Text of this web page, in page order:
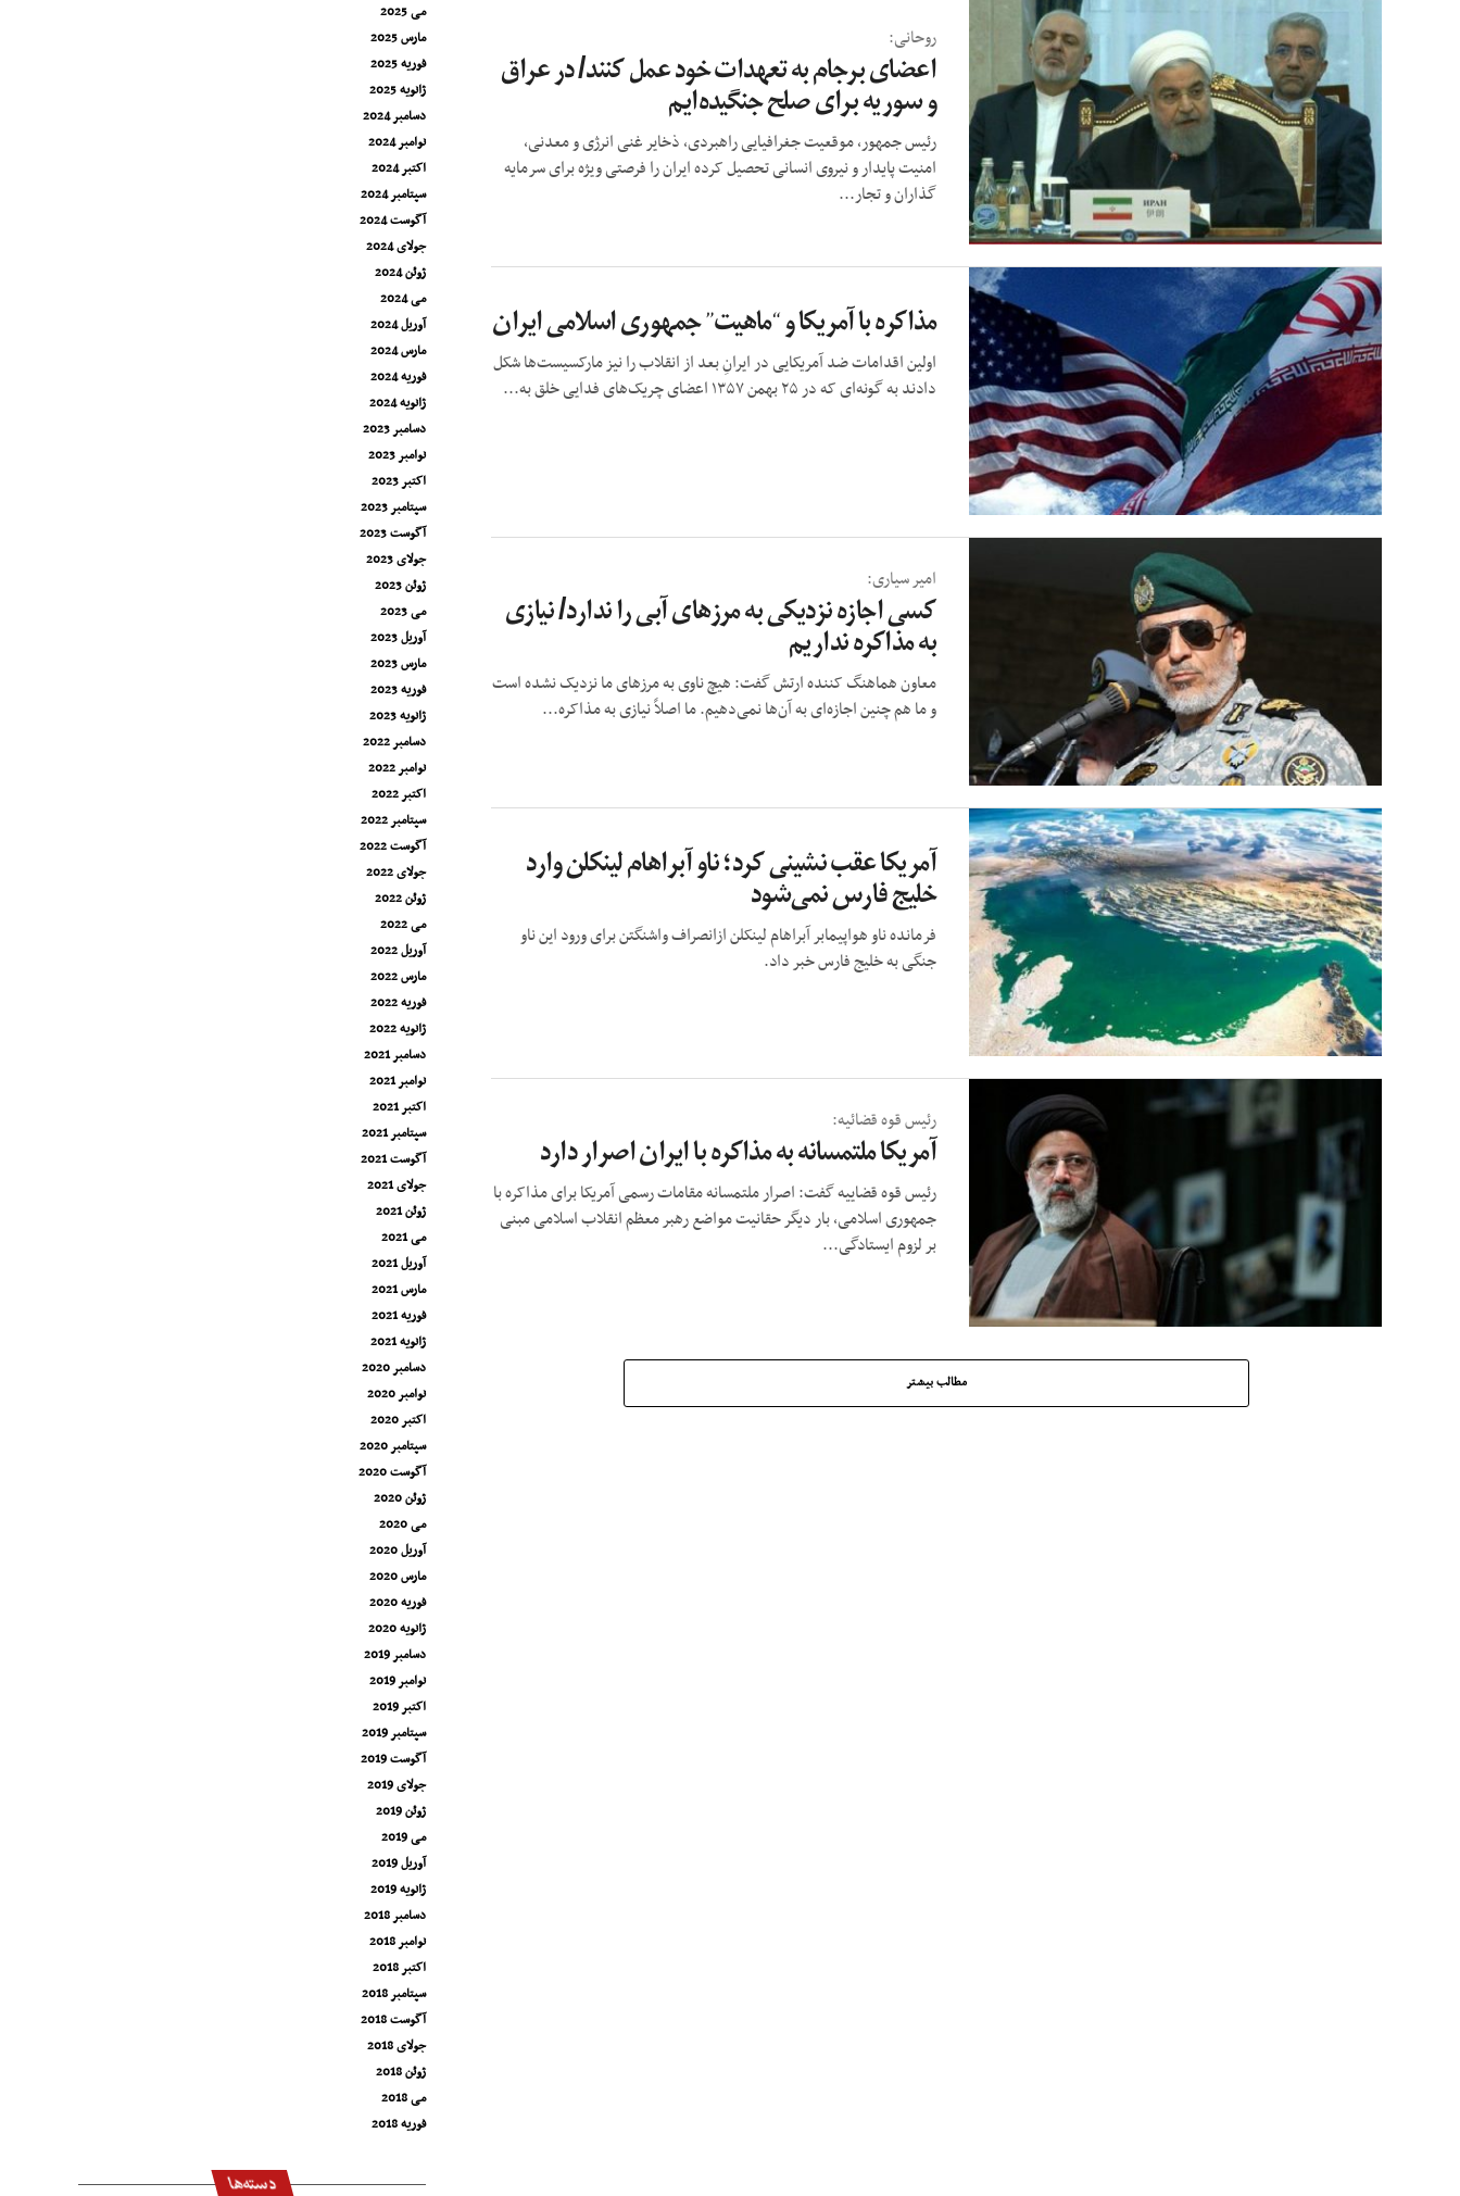
روحانی:
اعضای برجام به تعهدات خود عمل کنند/ در عراق
و سوریه برای صلح جنگیده‌ایم
رئیس جمهور، موقعیت جغرافیایی راهبردی، ذخایر غنی انرژی و معدنی،
امنیت پایدار و نیروی انسانی تحصیل کرده ایران را فرصتی ویژه برای سرمایه
گذاران و تجار...
مذاکره با آمریکا و “ماهیت” جمهوری اسلامی ایران
اولین اقدامات ضد آمریکایی در ایرانِ بعد از انقلاب را نیز مارکسیست‌ها شکل
دادند به گونه‌ای که در ۲۵ بهمن ۱۳۵۷ اعضای چریک‌های فدایی خلق به...
امیر سیاری:
کسی اجازه نزدیکی به مرزهای آبی را ندارد/ نیازی
به مذاکره نداریم
معاون هماهنگ کننده ارتش گفت: هیچ ناوی به مرزهای ما نزدیک نشده‌ است
و ما هم چنین اجازه‌ای به آن‌ها نمی‌دهیم. ما اصلاً نیازی به مذاکره...
آمریکا عقب نشینی کرد؛ ناو آبراهام لینکلن وارد
خلیج فارس نمی‌شود
فرمانده ناو هواپیمابر آبراهام لینکلن ازانصراف واشنگتن برای ورود این ناو
جنگی به خلیج فارس خبر داد.
رئیس قوه قضائیه:
آمریکا ملتمسانه به مذاکره با ایران اصرار دارد
رئیس قوه قضاییه گفت: اصرار ملتمسانه مقامات رسمی آمریکا برای مذاکره با
جمهوری اسلامی، بار دیگر حقانیت مواضع رهبر معظم انقلاب اسلامی مبنی
بر لزوم ایستادگی...
مطالب بیشتر
می 2025
مارس 2025
فوریه 2025
ژانویه 2025
دسامبر 2024
نوامبر 2024
اکتبر 2024
سپتامبر 2024
آگوست 2024
جولای 2024
ژوئن 2024
می 2024
آوریل 2024
مارس 2024
فوریه 2024
ژانویه 2024
دسامبر 2023
نوامبر 2023
اکتبر 2023
سپتامبر 2023
آگوست 2023
جولای 2023
ژوئن 2023
می 2023
آوریل 2023
مارس 2023
فوریه 2023
ژانویه 2023
دسامبر 2022
نوامبر 2022
اکتبر 2022
سپتامبر 2022
آگوست 2022
جولای 2022
ژوئن 2022
می 2022
آوریل 2022
مارس 2022
فوریه 2022
ژانویه 2022
دسامبر 2021
نوامبر 2021
اکتبر 2021
سپتامبر 2021
آگوست 2021
جولای 2021
ژوئن 2021
می 2021
آوریل 2021
مارس 2021
فوریه 2021
ژانویه 2021
دسامبر 2020
نوامبر 2020
اکتبر 2020
سپتامبر 2020
آگوست 2020
ژوئن 2020
می 2020
آوریل 2020
مارس 2020
فوریه 2020
ژانویه 2020
دسامبر 2019
نوامبر 2019
اکتبر 2019
سپتامبر 2019
آگوست 2019
جولای 2019
ژوئن 2019
می 2019
آوریل 2019
ژانویه 2019
دسامبر 2018
نوامبر 2018
اکتبر 2018
سپتامبر 2018
آگوست 2018
جولای 2018
ژوئن 2018
می 2018
فوریه 2018
دسته‌ها